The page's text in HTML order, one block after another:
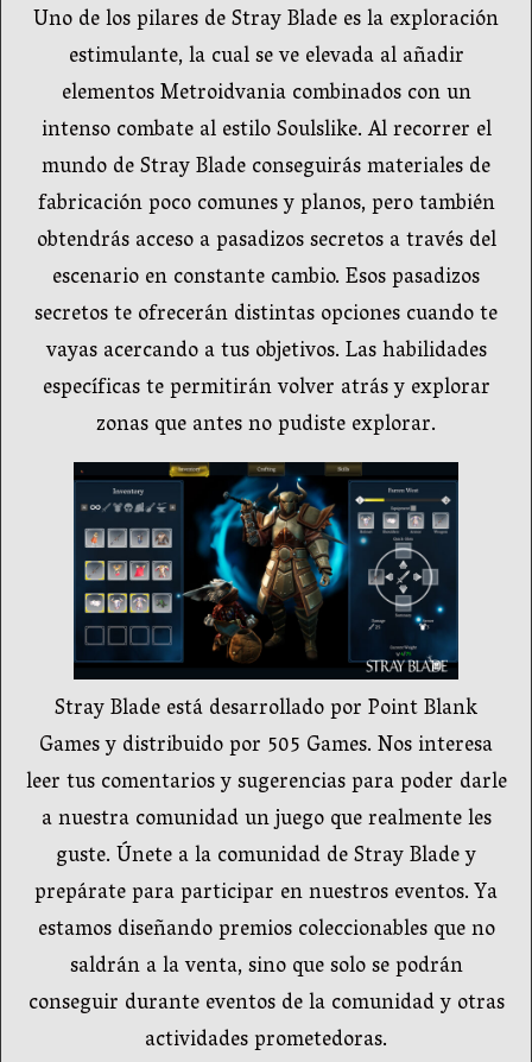
Uno de los pilares de Stray Blade es la exploración
estimulante, la cual se ve elevada al añadir
elementos Metroidvania combinados con un
intenso combate al estilo Soulslike. Al recorrer el
mundo de Stray Blade conseguirás materiales de
fabricación poco comunes y planos, pero también
obtendrás acceso a pasadizos secretos a través del
escenario en constante cambio. Esos pasadizos
secretos te ofrecerán distintas opciones cuando te
vayas acercando a tus objetivos. Las habilidades
específicas te permitirán volver atrás y explorar
zonas que antes no pudiste explorar.
Stray Blade está desarrollado por Point Blank
Games y distribuido por 505 Games. Nos interesa
leer tus comentarios y sugerencias para poder darle
a nuestra comunidad un juego que realmente les
guste. Únete a la comunidad de Stray Blade y
prepárate para participar en nuestros eventos. Ya
estamos diseñando premios coleccionables que no
saldrán a la venta, sino que solo se podrán
conseguir durante eventos de la comunidad y otras
actividades prometedoras.